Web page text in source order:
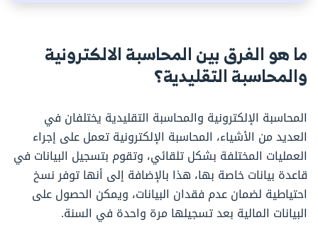
ما هو الفرق بين المحاسبة الالكترونية
والمحاسبة التقليدية؟
المحاسبة الإلكترونية والمحاسبة التقليدية يختلفان في
العديد من الأشياء، المحاسبة الإلكترونية تعمل على إجراء
العمليات المختلفة بشكل تلقائي، وتقوم بتسجيل البيانات في
قاعدة بيانات خاصة بها، هذا بالإضافة إلى أنها توفر نسخ
احتياطية لضمان عدم فقدان البيانات، ويمكن الحصول على
البيانات المالية بعد تسجيلها مرة واحدة في السنة.